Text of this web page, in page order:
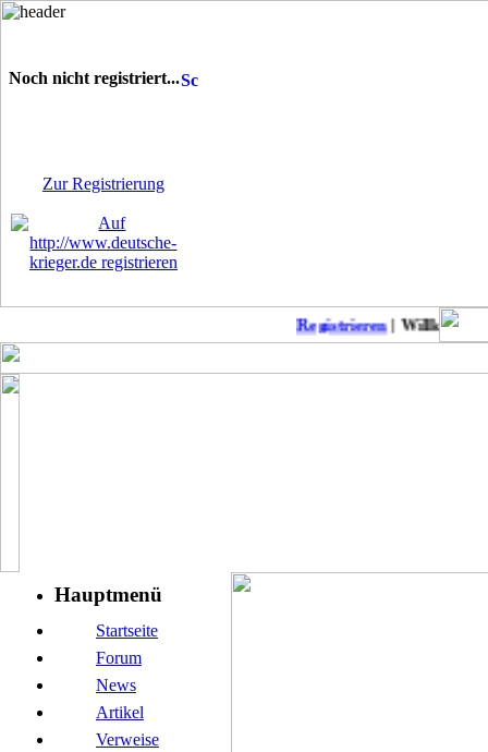
Registrieren| Willkommen
Hauptmenü
Startseite
Forum
News
Artikel
Verweise
Noch nicht registriert...
Zur Registrierung